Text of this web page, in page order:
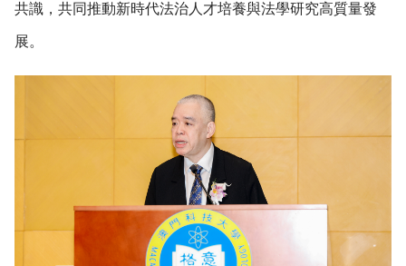
共識，共同推動新時代法治人才培養與法學研究高質量發
展。